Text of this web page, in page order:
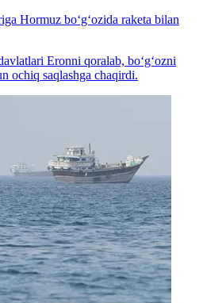
Hormuz bo‘g‘ozida raketa bilan
Eronni qoralab, bo‘g‘ozni
ochiq saqlashga chaqirdi.